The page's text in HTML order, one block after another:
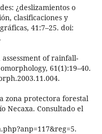
¿deslizamientos o
clasificaciones y
41:7–25. doi:
of rainfall-
61(1):19–40.
zona protectora forestal
Necaxa. Consultado el